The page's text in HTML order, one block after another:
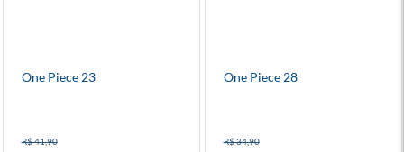
One Piece 23
R$ 41,90
One Piece 28
R$ 34,90